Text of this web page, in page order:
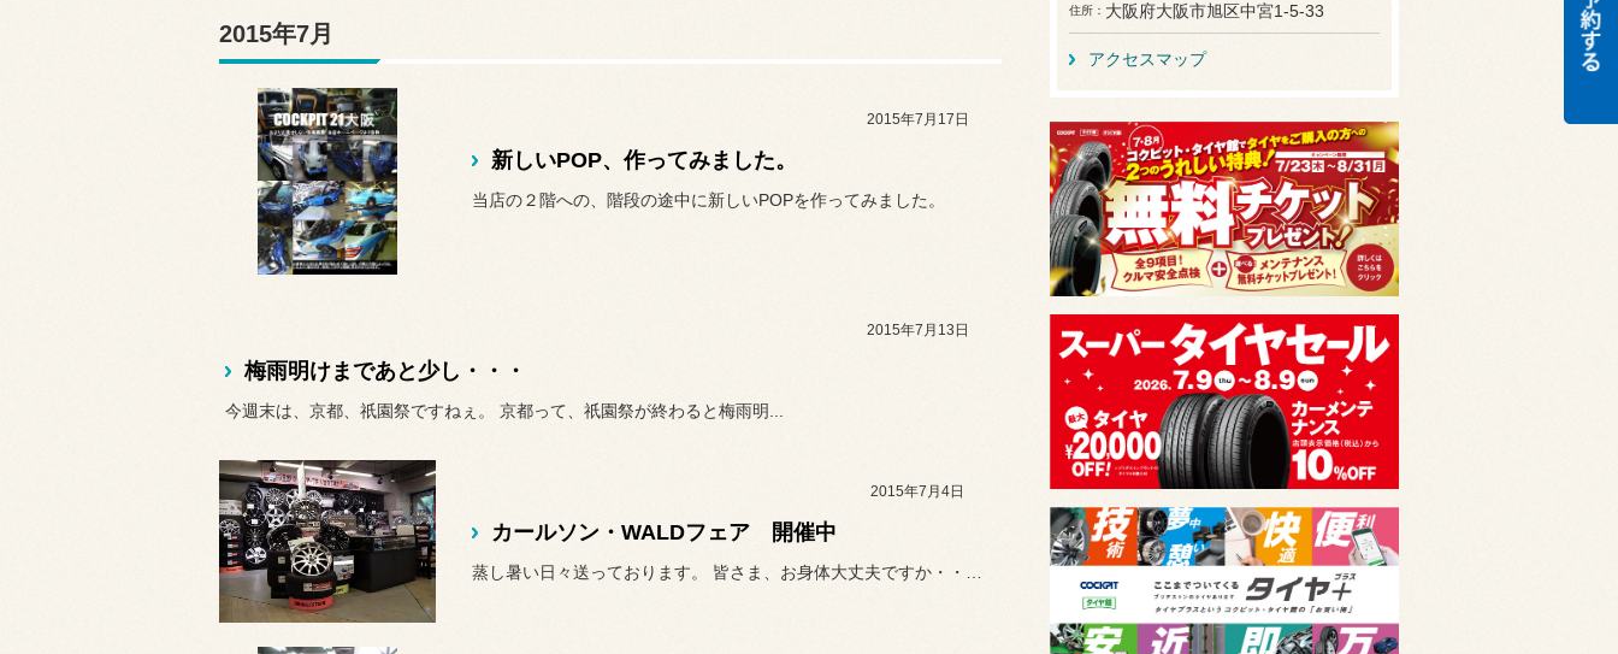
2015年7月
2015年7月17日
新しいPOP、作ってみました。
当店の２階への、階段の途中に新しいPOPを作ってみました。
2015年7月13日
梅雨明けまであと少し・・・
今週末は、京都、祇園祭ですねぇ。 京都って、祇園祭が終わると梅雨明...
2015年7月4日
カールソン・WALDフェア 開催中
住所 大阪府大阪市旭区中宮1-5-33
アクセスマップ